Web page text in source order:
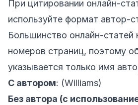
При цитировании онлайн-
используйте формат автор-
Большинство онлайн-статей
номеров страниц, поэтому
указывается только имя
С автором: (Williams)
Без автора (с